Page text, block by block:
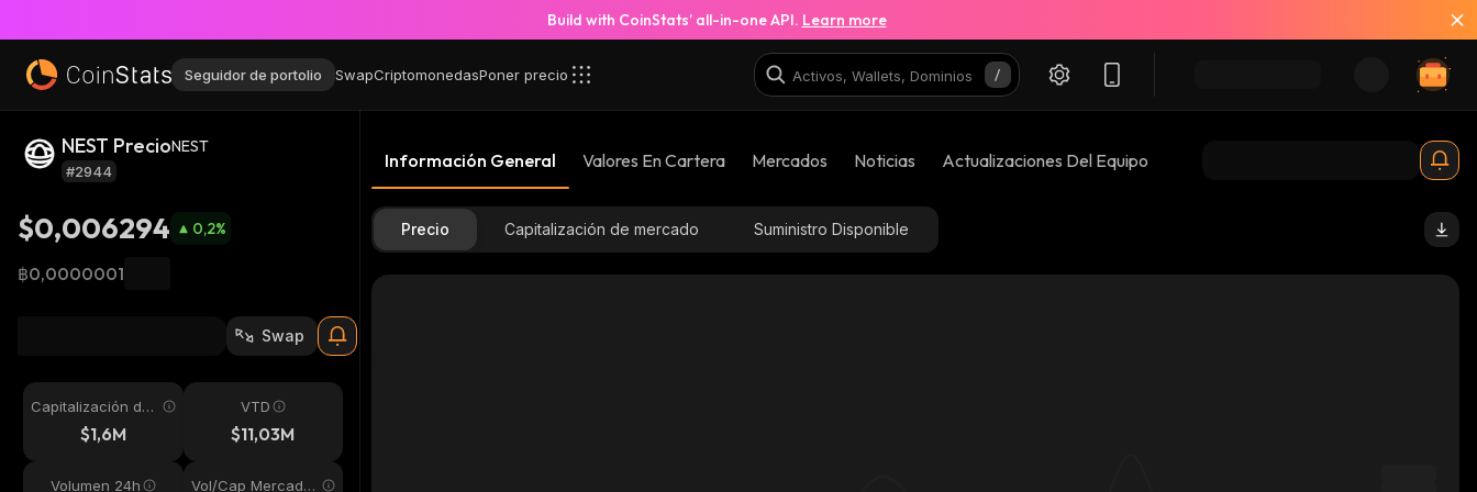
Build with CoinStats’ all-in-one API. Learn more
Seguidor de portolio SwapCriptomonedasPoner precio
NEST PrecioNEST
#2944
$0,006294 0,2%
฿0,0000001
Swap
Capitalización de
mercado$1,6M
VTD
$11,03M
Volumen 24h Vol/Cap Mercado
Información General Valores En Cartera Mercados Noticias Actualizaciones Del Equipo
Precio Capitalización de mercado Suministro Disponible